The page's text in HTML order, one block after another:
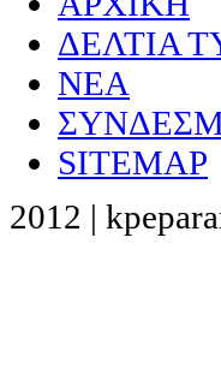
ΔΕΛΤΙΑ
NEA
SITEMAP
2012 |